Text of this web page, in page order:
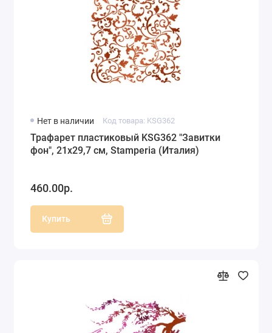
Нет в наличии Код товара: KSG362
Трафарет пластиковый KSG362 "Завитки
фон", 21х29,7 см, Stamperia (Италия)
460.00р.
Купить